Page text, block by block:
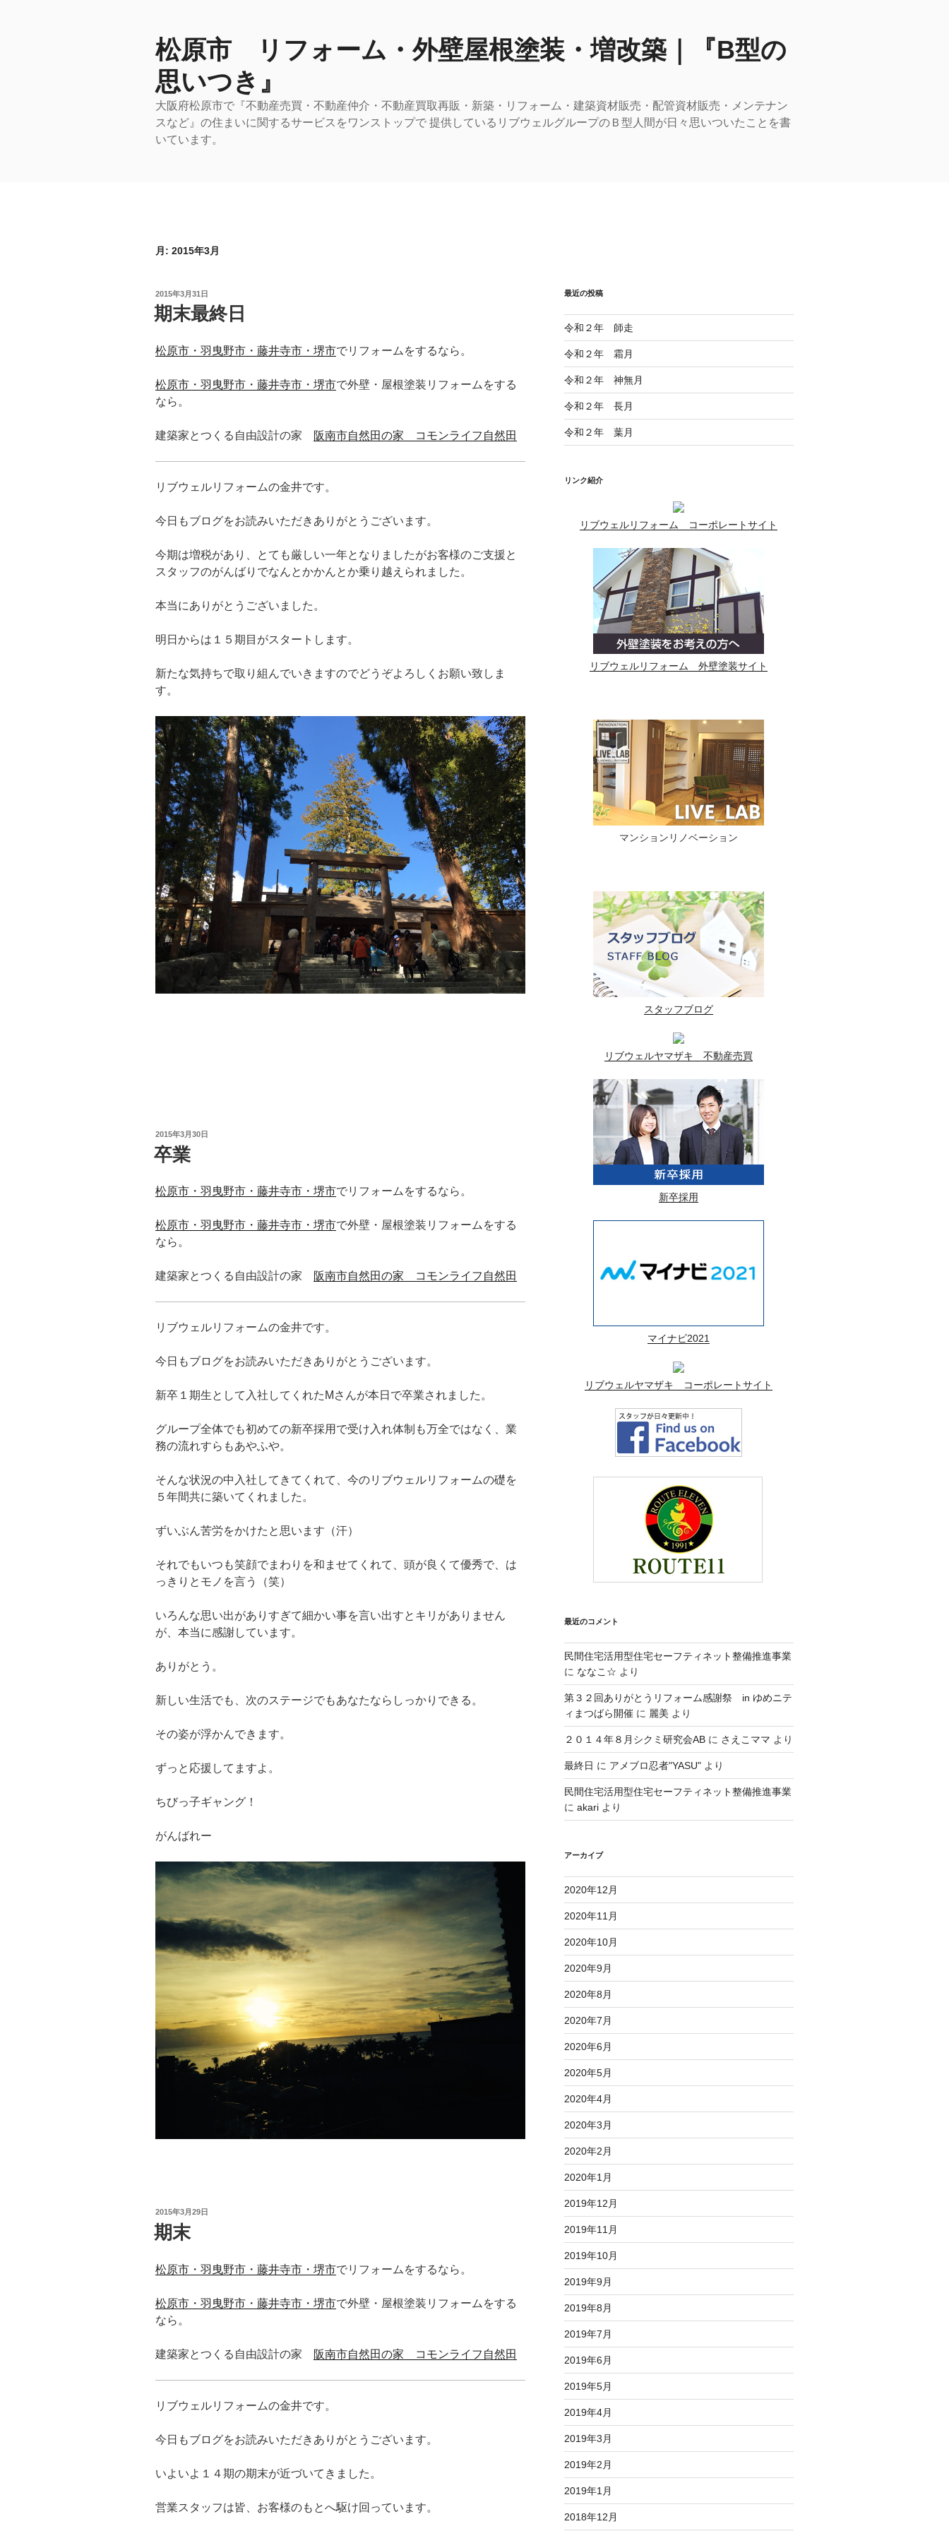
松原市 リフォーム・外壁屋根塗装・増改築｜『B型の
思いつき』
大阪府松原市で『不動産売買・不動産仲介・不動産買取再販・新築・リフォーム・建築資材販売・配管資材販売・メンテナン
スなど』の住まいに関するサービスをワンストップで 提供しているリブウェルグループのＢ型人間が日々思いついたことを書
いています。
月: 2015年3月
投
稿
日:
2015年3月31日
期末最終日
松原市・羽曳野市・藤井寺市・堺市でリフォームをするなら。
松原市・羽曳野市・藤井寺市・堺市で外壁・屋根塗装リフォームをする
なら。
建築家とつくる自由設計の家 阪南市自然田の家 コモンライフ自然田
リブウェルリフォームの金井です。
今日もブログをお読みいただきありがとうございます。
今期は増税があり、とても厳しい一年となりましたがお客様のご支援と
スタッフのがんばりでなんとかかんとか乗り越えられました。
本当にありがとうございました。
明日からは１５期目がスタートします。
新たな気持ちで取り組んでいきますのでどうぞよろしくお願い致しま
す。
投
稿
日:
2015年3月30日
卒業
松原市・羽曳野市・藤井寺市・堺市でリフォームをするなら。
松原市・羽曳野市・藤井寺市・堺市で外壁・屋根塗装リフォームをする
なら。
建築家とつくる自由設計の家 阪南市自然田の家 コモンライフ自然田
リブウェルリフォームの金井です。
今日もブログをお読みいただきありがとうございます。
新卒１期生として入社してくれたMさんが本日で卒業されました。
グループ全体でも初めての新卒採用で受け入れ体制も万全ではなく、業
務の流れすらもあやふや。
そんな状況の中入社してきてくれて、今のリブウェルリフォームの礎を
５年間共に築いてくれました。
ずいぶん苦労をかけたと思います（汗）
それでもいつも笑顔でまわりを和ませてくれて、頭が良くて優秀で、は
っきりとモノを言う（笑）
いろんな思い出がありすぎて細かい事を言い出すとキリがありません
が、本当に感謝しています。
ありがとう。
新しい生活でも、次のステージでもあなたならしっかりできる。
その姿が浮かんできます。
ずっと応援してますよ。
ちびっ子ギャング！
がんばれー
投
稿
日:
2015年3月29日
期末
松原市・羽曳野市・藤井寺市・堺市でリフォームをするなら。
松原市・羽曳野市・藤井寺市・堺市で外壁・屋根塗装リフォームをする
なら。
建築家とつくる自由設計の家 阪南市自然田の家 コモンライフ自然田
リブウェルリフォームの金井です。
今日もブログをお読みいただきありがとうございます。
いよいよ１４期の期末が近づいてきました。
営業スタッフは皆、お客様のもとへ駆け回っています。
最近の投稿
令和２年 師走
令和２年 霜月
令和２年 神無月
令和２年 長月
令和２年 葉月
リンク紹介
リブウェルリフォーム コーポレートサイト
リブウェルリフォーム 外壁塗装サイト
マンションリノベーション
スタッフブログ
リブウェルヤマザキ 不動産売買
新卒採用
マイナビ2021
リブウェルヤマザキ コーポレートサイト
最近のコメント
民間住宅活用型住宅セーフティネット整備推進事業
に ななこ☆ より
第３２回ありがとうリフォーム感謝祭 in ゆめニテ
ィまつばら開催に 麗美 より
２０１４年８月シクミ研究会ABに さえこママ より
最終日 に アメブロ忍者"YASU"より
民間住宅活用型住宅セーフティネット整備推進事業
に akariより
アーカイブ
2020年12月
2020年11月
2020年10月
2020年9月
2020年8月
2020年7月
2020年6月
2020年5月
2020年4月
2020年3月
2020年2月
2020年1月
2019年12月
2019年11月
2019年10月
2019年9月
2019年8月
2019年7月
2019年6月
2019年5月
2019年4月
2019年3月
2019年2月
2019年1月
2018年12月